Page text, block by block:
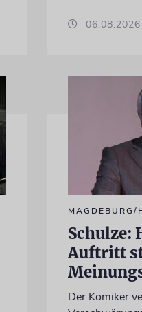
06.08.2026
MAGDEBURG/
Schulze:
Auftritt
Der Komiker